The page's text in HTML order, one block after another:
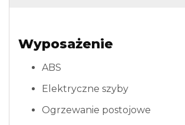
Wyposażenie
ABS
Elektryczne szyby
Ogrzewanie postojowe